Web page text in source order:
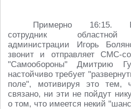
Примерно 16:15.
сотрудник областной
администрации Игорь
звонит и отправляет СМС-
"Самообороны" Дмитрию
настойчиво требует
поле", мотивируя это тем,
связано, ни эти не пойдут
о том, что имеется некий